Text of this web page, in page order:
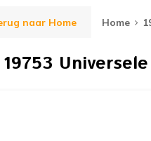
naar Home Home
19753